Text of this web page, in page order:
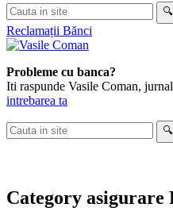
Cauta
in
site
🔍
Reclamații Bănci
Probleme cu banca?
Iti raspunde Vasile Coman,
intrebarea ta
Cauta
in
🔍
Category asigurare